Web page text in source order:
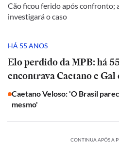
Cão ficou ferido após confronto;
investigará o caso
HÁ 55 ANOS
Elo perdido da MPB: há
encontrava Caetano e Gal
Caetano Veloso: 'O Brasil
mesmo'
CONTINUA APÓS A